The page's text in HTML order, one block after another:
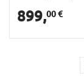
899,00 €